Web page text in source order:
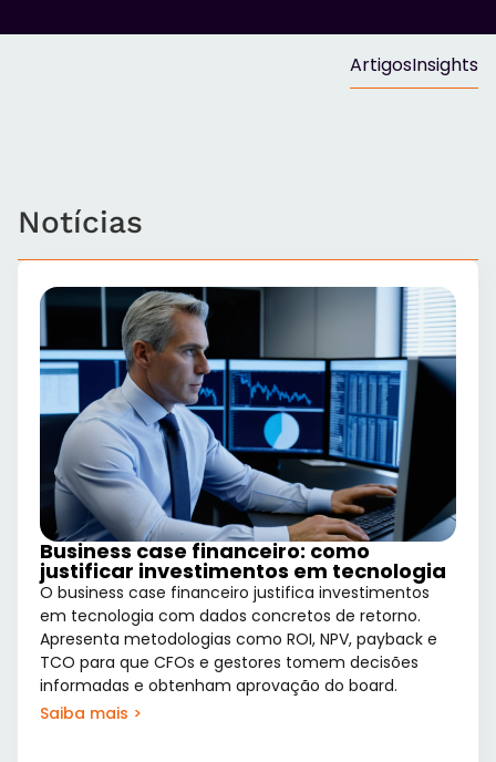
ArtigosInsights
Notícias
Business case financeiro: como
justificar investimentos em tecnologia
O business case financeiro justifica investimentos
em tecnologia com dados concretos de retorno.
Apresenta metodologias como ROI, NPV, payback e
TCO para que CFOs e gestores tomem decisões
informadas e obtenham aprovação do board.
Saiba mais >